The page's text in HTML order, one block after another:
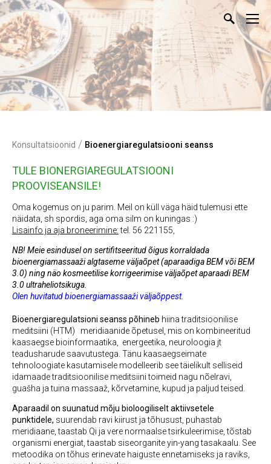
Konsultatsioonid / Bioenergiaregulatsiooni seanss
TULE BIONERGIAREGULATSIOONI
PROOVISEANSILE!
Oma kogemus on ju parim. Meil on küll väga häid tulemusi ette
näidata, sh spordis, aga oma silm on kuningas :)
Lisainfo ja aja broneerimine:tel. 56 221155,
NB!Meie esindusel on sertifitseeritud õigus korraldada
bioenergiamassaaži algtaseme väljaõpet (aparaadiga BEM või BEM
3.0) ning näo kosmeetilise korrigeerimise väljaõpet aparaadi BEM
3.0 ultraheliotsikuga.
Olen huvitatud bioenergiamassaaži väljaõppest.
Bioenergiaregulatsioni seanss põhineb hiina traditsioonilise
meditsiini (HTM) meridiaanide õpetusel, mis on kombineeritud
kaasaegse bioinformaatika, energeetika, neuroloogia jt
teadusharude saavutustega. Tänu kaasaegseimate
tehnoloogiate kasutamisele modelleerib see täielikult selliseid
idamaade traditsioonilise meditsiini toimeid nagu nõelravi,
guašha ja tuina massaaž, kõrvetamine, kupud ja paljud teised.
Aparaadil on suunatud mõju bioloogiliselt aktiivsetele
punktidele, suurendab ravi kiirust ja tõhusust, puhastab
meridiaane, taastab Qi ja vere normaalse tsirkuleerimise, tõstab
organismi energiat, taastab siseorganite yin-yang tasakaalu. See
metoodika on tõhus erinevate haiguste ennetamiseks ja raviks,